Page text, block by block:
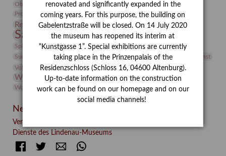
Objekt im Fokus
Paul Klee Peter Schnürpel Phelloplastik
Pohlhof
Provenienz
Provenienzforschung
Restaurierung Restitution Rudi Lesser Ruth Wolf-Rehfeld
Sammlung Samstagszeichner Skulptur
Sonderausstellung
Sphinx
studio Studio Bildende Kunst
studioDIGITAL
Suermondt-Ludwig-Museum
Vermittlung Video
Videokunst
Volontariat
Walter Rheiner Weihnachten Werefkin
Werkbetrachtung Winter Wissenschaft
Wolf and Dog
Wolf und Hund
Zirkuswoche
Neueste Beiträge
Verschenkt, verkauft, vergessen? – Kunstdetektivinnen im
Dienste des Lindenau-Museums
FacebookTwitter E-mail
renovated and significantly expanded in the
coming years. For this purpose, the building on
Gabelentzstraße will be closed. On 14 July 2020
the museum has reopened its interim at
“Kunstgasse 1”. Special exhibitions are currently
taking place in the Prinzenpalais of the
Residenzschloss (Schloss 16, 04600 Altenburg).
Up-to-date information on the construction
work can be found on our homepage and on our
social media channels!